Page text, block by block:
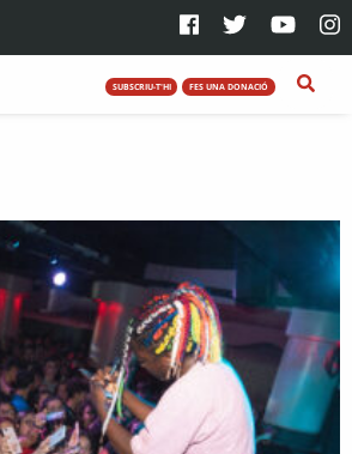
SUBSCRIU-T'HI FES UNA DONACIÓ